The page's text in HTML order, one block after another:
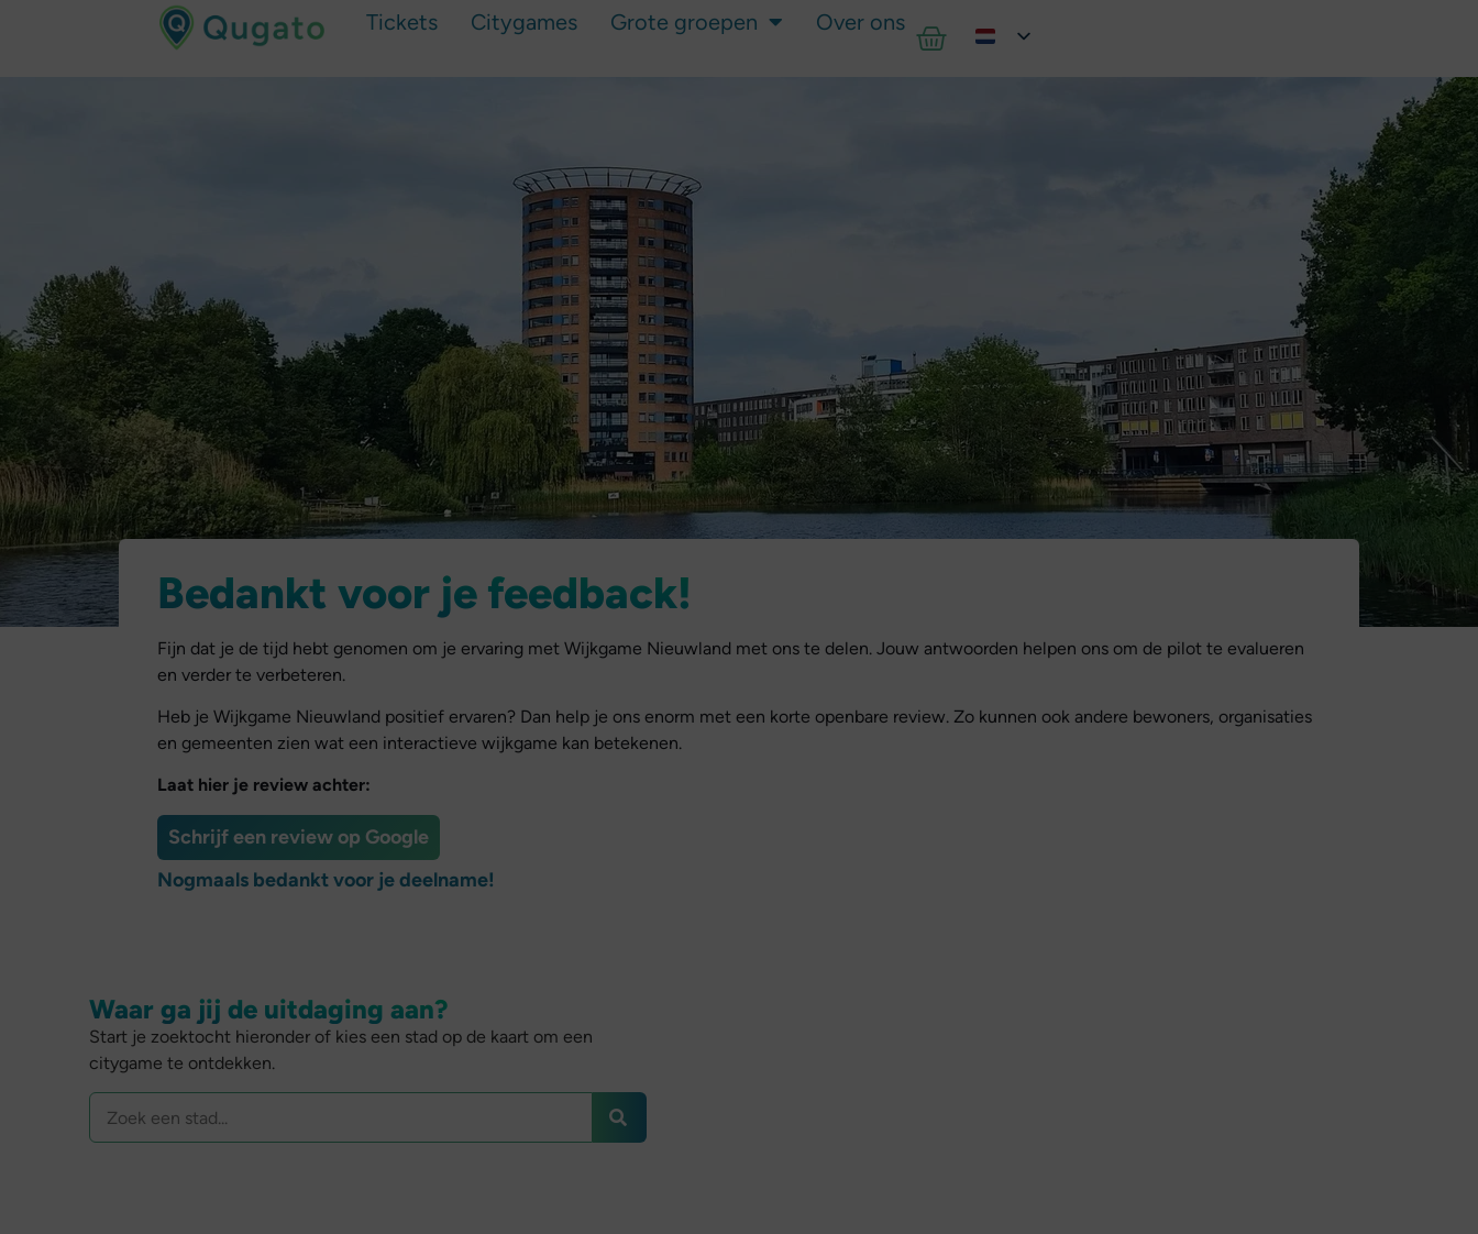
Tickets Citygames Grote groepen Over ons
Bedankt voor je feedback!
Fijn dat je de tijd hebt genomen om je ervaring met Wijkgame Nieuwland met ons te delen. Jouw antwoorden helpen ons om de pilot te evalueren
en verder te verbeteren.
Heb je Wijkgame Nieuwland positief ervaren? Dan help je ons enorm met een korte openbare review. Zo kunnen ook andere bewoners, organisaties
en gemeenten zien wat een interactieve wijkgame kan betekenen.
Laat hier je review achter:
Schrijf een review op Google
Nogmaals bedankt voor je deelname!
Waar ga jij de uitdaging aan?
Start je zoektocht hieronder of kies een stad op de kaart om een
citygame te ontdekken.